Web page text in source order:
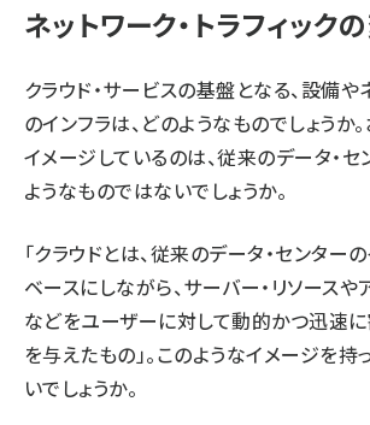
genai (1468)
abc123 (1341)
ai crunch (1340)
ネットワーク・トラフィック
クラウド・サービスの基盤となる、設備や
のインフラは、どのようなものでしょうか
イメージしているのは、従来のデータ・
ようなものではないでしょうか。
「クラウドとは、従来のデータ・センター
ベースにしながら、サーバー・リソースや
などをユーザーに対して動的かつ迅速
を与えたもの」。このようなイメージを持
いでしょうか。